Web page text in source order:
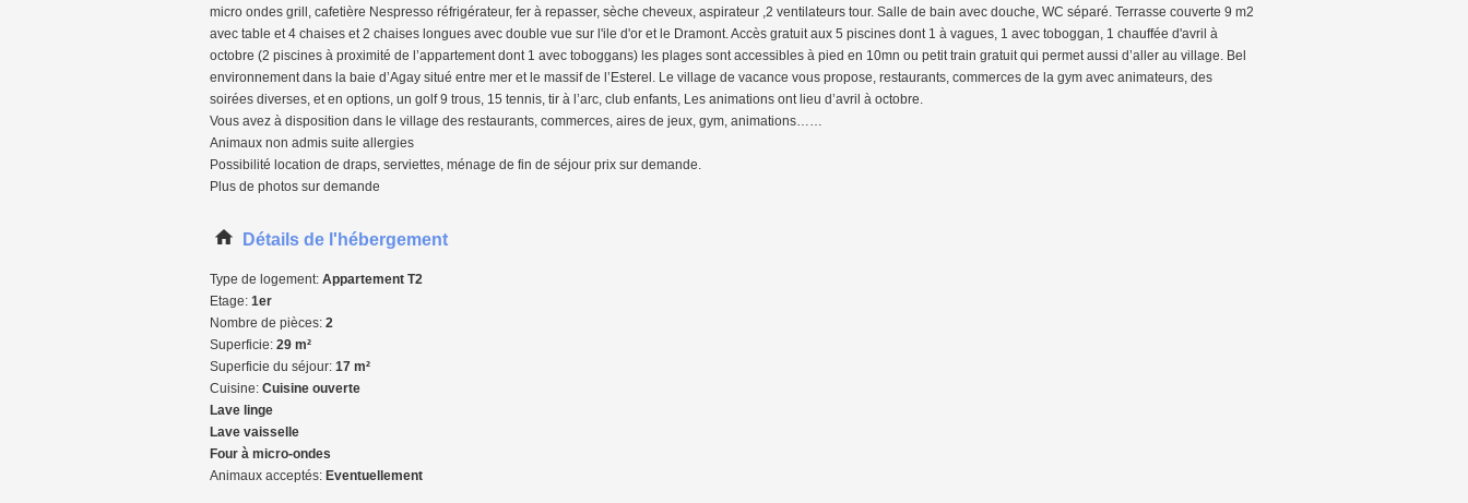
micro ondes grill, cafetière Nespresso réfrigérateur, fer à repasser, sèche cheveux, aspirateur ,2 ventilateurs tour. Salle de bain avec douche, WC séparé. Terrasse couverte 9 m2
avec table et 4 chaises et 2 chaises longues avec double vue sur l'ile d'or et le Dramont. Accès gratuit aux 5 piscines dont 1 à vagues, 1 avec toboggan, 1 chauffée d'avril à
octobre (2 piscines à proximité de l’appartement dont 1 avec toboggans) les plages sont accessibles à pied en 10mn ou petit train gratuit qui permet aussi d’aller au village. Bel
environnement dans la baie d’Agay situé entre mer et le massif de l’Esterel. Le village de vacance vous propose, restaurants, commerces de la gym avec animateurs, des
soirées diverses, et en options, un golf 9 trous, 15 tennis, tir à l’arc, club enfants, Les animations ont lieu d’avril à octobre.
Vous avez à disposition dans le village des restaurants, commerces, aires de jeux, gym, animations……
Animaux non admis suite allergies
Possibilité location de draps, serviettes, ménage de fin de séjour prix sur demande.
Plus de photos sur demande
Détails de l'hébergement
Type de logement: Appartement T2
Etage: 1er
Nombre de pièces: 2
Superficie: 29 m²
Superficie du séjour: 17 m²
Cuisine: Cuisine ouverte
Lave linge
Lave vaisselle
Four à micro-ondes
Animaux acceptés: Eventuellement